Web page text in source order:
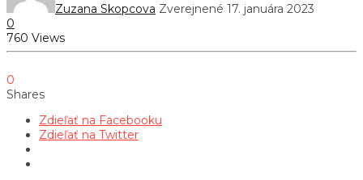
Zuzana Skopcova Zverejnené 17. januára 2023
0
760 Views
0
Shares
Zdieľať na Facebooku
Zdieľať na Twitter